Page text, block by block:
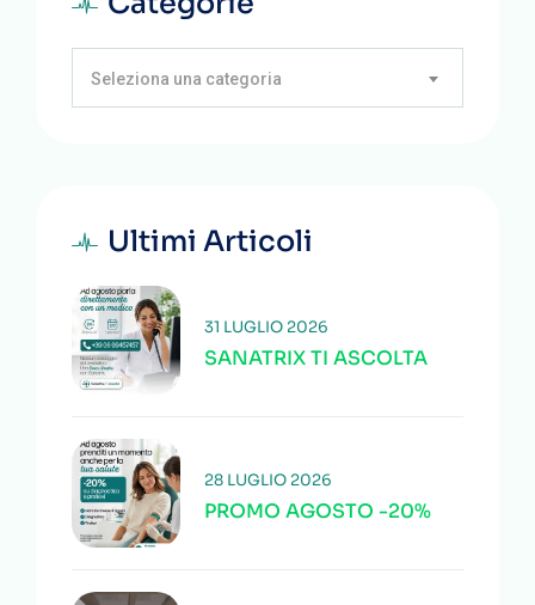
Seleziona una categoria
Ultimi Articoli
SANATRIX TI ASCOLTA
31 LUGLIO 2026
PROMO AGOSTO -20%
28 LUGLIO 2026